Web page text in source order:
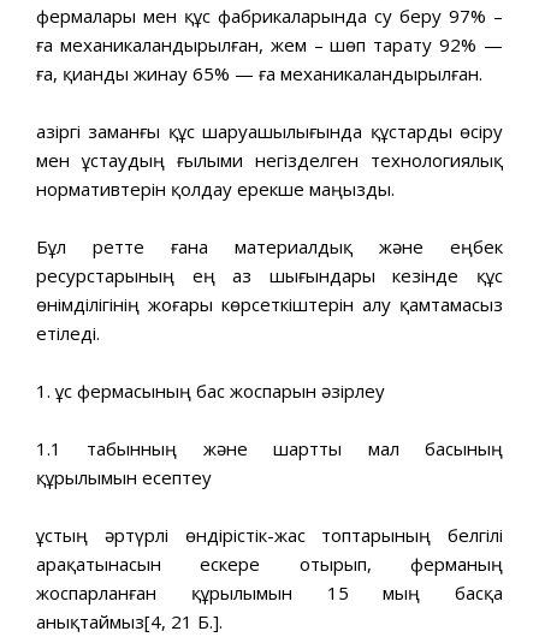
фермалары мен құс фабрикаларында су беру 97% –
ға механикаландырылған, жем – шөп тарату 92% —
ға, қианды жинау 65% — ға механикаландырылған.
Қазіргі заманғы құс шаруашылығында құстарды өсіру
мен ұстаудың ғылыми негізделген технологиялық
нормативтерін қолдау ерекше маңызды.
Бұл ретте ғана материалдық және еңбек
ресурстарының ең аз шығындары кезінде құс
өнімділігінің жоғары көрсеткіштерін алу қамтамасыз
етіледі.
1. Құс фермасының бас жоспарын әзірлеу
1.1 табынның және шартты мал басының
құрылымын есептеу
Құстың әртүрлі өндірістік-жас топтарының белгілі
арақатынасын ескере отырып, ферманың
жоспарланған құрылымын 15 мың басқа
анықтаймыз[4, 21 Б.].